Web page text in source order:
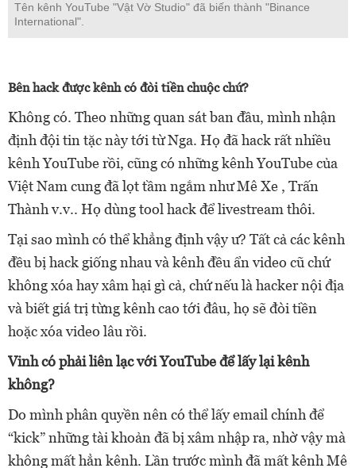
Tên kênh YouTube "Vật Vờ Studio" đã biến thành "Binance
International".
Bên hack được kênh có đòi tiền chuộc chứ?
Không có. Theo những quan sát ban đầu, mình nhận
định đội tin tặc này tới từ Nga. Họ đã hack rất nhiều
kênh YouTube rồi, cũng có những kênh YouTube của
Việt Nam cung đã lọt tầm ngắm như Mê Xe , Trấn
Thành v.v.. Họ dùng tool hack để livestream thôi.
Tại sao mình có thể khẳng định vậy ư? Tất cả các kênh
đều bị hack giống nhau và kênh đều ẩn video cũ chứ
không xóa hay xâm hại gì cả, chứ nếu là hacker nội địa
và biết giá trị từng kênh cao tới đâu, họ sẽ đòi tiền
hoặc xóa video lâu rồi.
Vinh có phải liên lạc với YouTube để lấy lại kênh
không?
Do mình phân quyền nên có thể lấy email chính để
“kick” những tài khoản đã bị xâm nhập ra, nhờ vậy mà
không mất hẳn kênh. Lần trước mình đã mất kênh Mê